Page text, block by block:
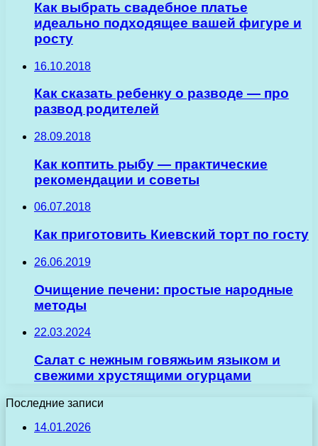
Как выбрать свадебное платье
идеально подходящее вашей фигуре и
росту
16.10.2018
Как сказать ребенку о разводе — про
развод родителей
28.09.2018
Как коптить рыбу — практические
рекомендации и советы
06.07.2018
Как приготовить Киевский торт по госту
26.06.2019
Очищение печени: простые народные
методы
22.03.2024
Салат с нежным говяжьим языком и
свежими хрустящими огурцами
Последние записи
14.01.2026